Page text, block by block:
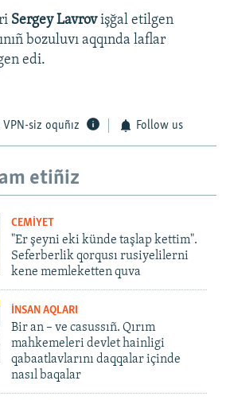
Sergey Lavrovişğal etilgen
bozuluvı aqqında laflar
edi.
VPN-siz oquñız Follow us
etiñiz
CEMİYET
"Er şeyni eki künde taşlap kettim".
Seferberlik qorqusı rusiyelilerni
kene memleketten quva
İNSAN AQLARI
Bir an – ve casussıñ. Qırım
mahkemeleri devlet hainligi
qabaatlavlarını daqqalar içinde
nasıl baqalar